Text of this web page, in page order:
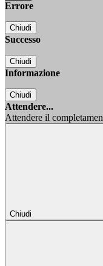
Errore
Chiudi
Successo
Chiudi
Informazione
Chiudi
Attendere...
Attendere il
Chiudi